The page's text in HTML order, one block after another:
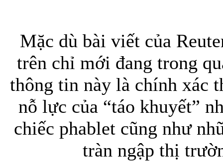
Mặc dù bài viết của
trên chỉ mới đang trong
thông tin này là chính xác
nỗ lực của “táo khuyết”
chiếc phablet cũng như
tràn ngập thị